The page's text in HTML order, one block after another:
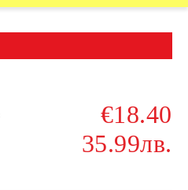
€18.40
35.99лв.